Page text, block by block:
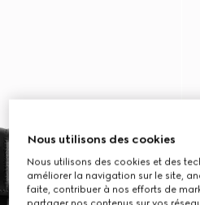
Nous utilisons des cookies
Nous utilisons des cookies et des
améliorer la navigation sur le site,
faite, contribuer à nos efforts de